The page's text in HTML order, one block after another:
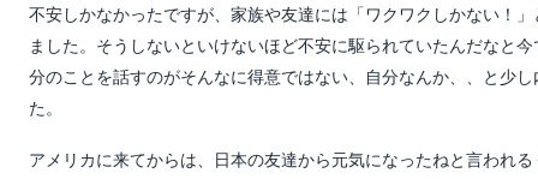
不安しかなかったですが、家族や友達には「ワクワクしかない！
ました。そうしないといけないほど不安に駆られていたんだなと
分のことを話すのがそんなに得意ではない、自分なんか、、と少
た。
アメリカに来てからは、日本の友達から元気になったねと言われ